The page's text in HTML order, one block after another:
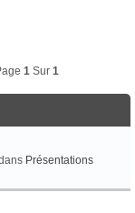
1Sur 1
Présentations